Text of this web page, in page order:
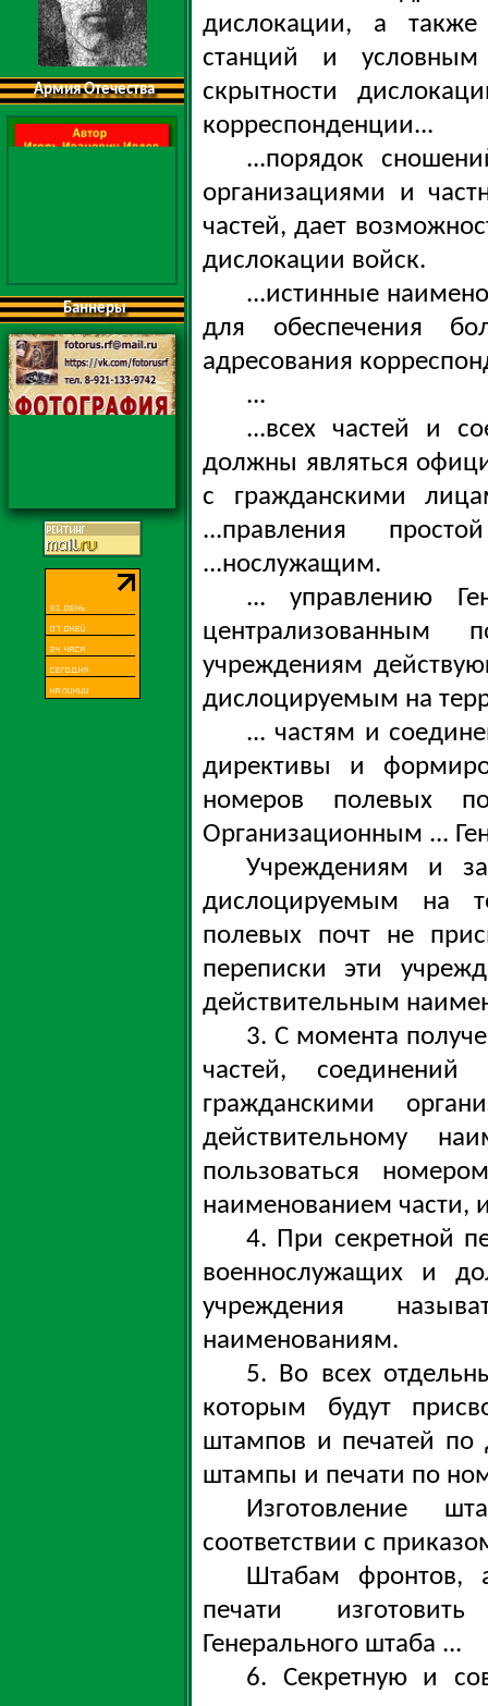
Армия Отечества
Баннеры
дислокации, а также
станций и
скрытности
корреспонденции...
...порядок
организациями и
частей, дает
дислокации войск.
...истинные
для обеспечения
адресования
...
...всех частей и
должны являться
с гражданскими
...правления
...нослужащим.
... управлению
учреждениям
дислоцируемым на
... частям и
директивы и
номеров полевых
Организационным ...
Учреждениям и
дислоцируемым на
полевых почт не
переписки эти
действительным
3. С момента
частей,
гражданскими
действительному
пользоваться
наименованием
4. При секретной
военнослужащих и
учреждения
наименованиям.
5. Во всех
которым будут
штампов и печатей по
штампы и печати по
Изготовление
соответствии с
Штабам
печати
Генерального штаба ...
6. Секретную и